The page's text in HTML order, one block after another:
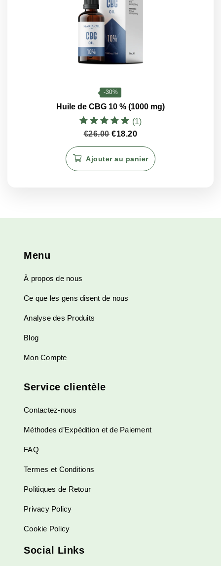
-30%
Huile de CBG 10 % (1000 mg)
Note
sur 5
(1)
€26.00 Le
était :
€26.00.
€18.20Le
actuel
est :
€18.20.
Ajouter au panier
Menu
À propos de nous
Ce que les gens disent de nous
Analyse des Produits
Blog
Mon Compte
Service clientèle
Contactez-nous
Méthodes d’Expédition et de Paiement
FAQ
Termes et Conditions
Politiques de Retour
Privacy Policy
Cookie Policy
Social Links